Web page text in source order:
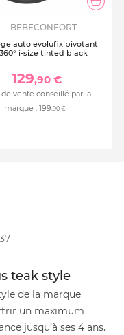
BEBECONFORT
auto evolufix pivotant
360° i-size tinted black
129,90 €
de vente conseillé par la
marque : 199,90 €
teak style
de la marque
un maximum
jusqu’à ses 4 ans.